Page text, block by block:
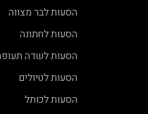
הסעות לבר מצווה
הסעות לחתונה
הסעות לשדה
הסעות לטיולים
הסעות לכותל